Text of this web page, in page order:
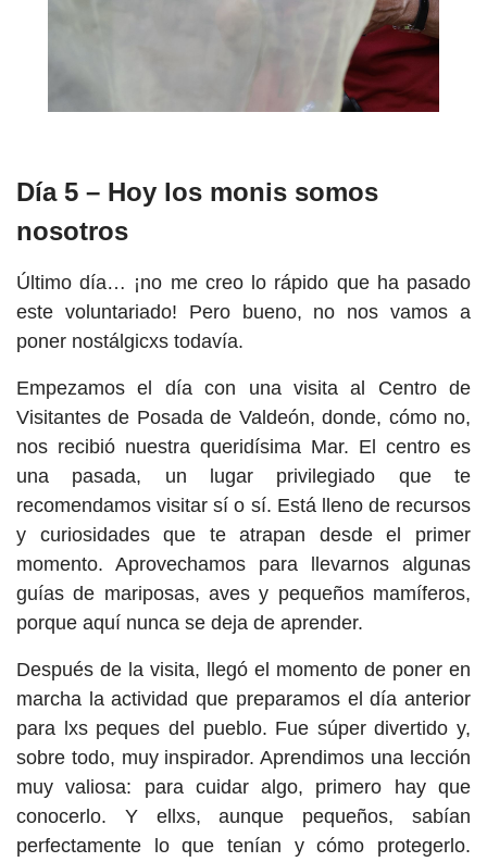
Día 5 – Hoy los monis somos
nosotros
Último día… ¡no me creo lo rápido que ha pasado
este voluntariado! Pero bueno, no nos vamos a
poner nostálgicxs todavía.
Empezamos el día con una visita al Centro de
Visitantes de Posada de Valdeón, donde, cómo no,
nos recibió nuestra queridísima Mar. El centro es
una pasada, un lugar privilegiado que te
recomendamos visitar sí o sí. Está lleno de recursos
y curiosidades que te atrapan desde el primer
momento. Aprovechamos para llevarnos algunas
guías de mariposas, aves y pequeños mamíferos,
porque aquí nunca se deja de aprender.
Después de la visita, llegó el momento de poner en
marcha la actividad que preparamos el día anterior
para lxs peques del pueblo. Fue súper divertido y,
sobre todo, muy inspirador. Aprendimos una lección
muy valiosa: para cuidar algo, primero hay que
conocerlo. Y ellxs, aunque pequeños, sabían
perfectamente lo que tenían y cómo protegerlo.